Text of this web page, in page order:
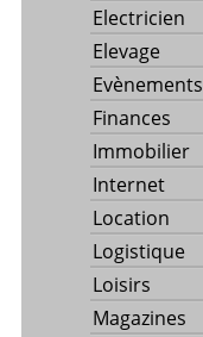
Electricien
Elevage
Evènements
Finances
Immobilier
Internet
Location
Logistique
Loisirs
Magazines